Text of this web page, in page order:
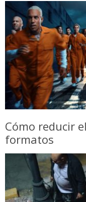
Cómo reducir
formatos